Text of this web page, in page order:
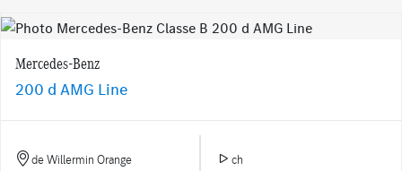
Mercedes-Benz
200 d AMG Line
de Willermin Orange ch